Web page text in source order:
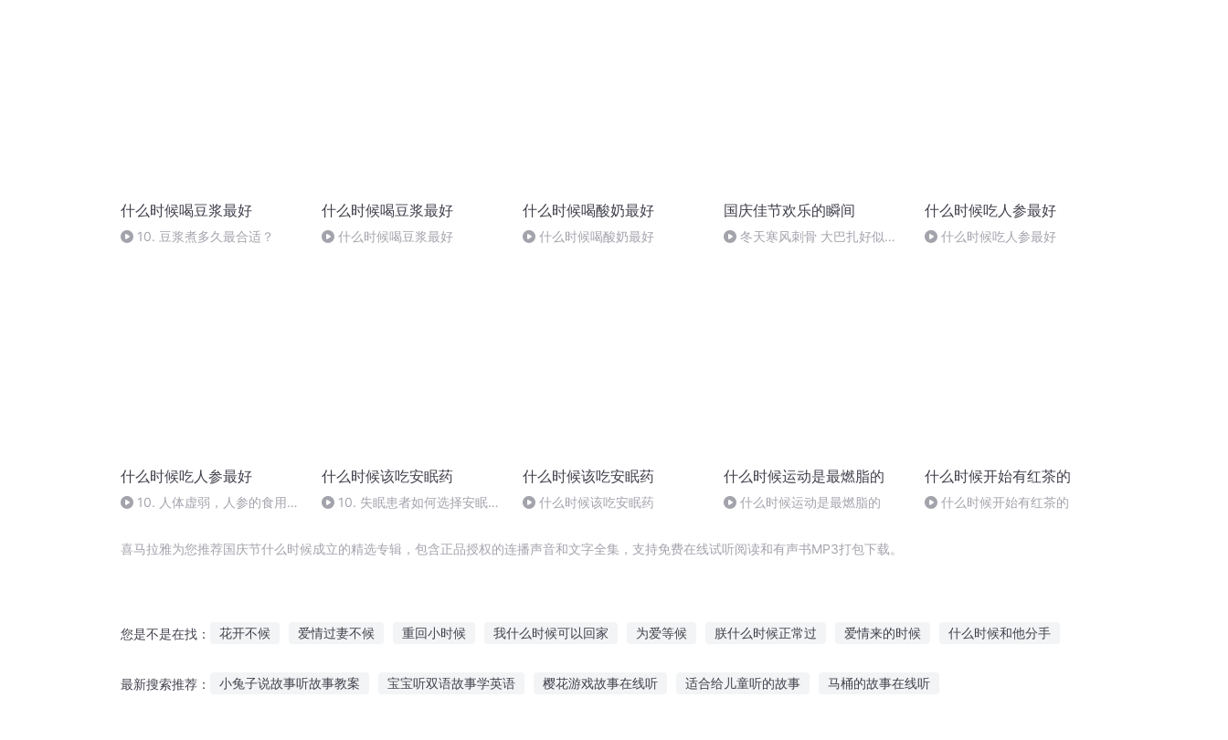
什么时候喝豆浆最好
10. 豆浆煮多久最合适？
什么时候喝豆浆最好
什么时候喝豆浆最好
什么时候喝酸奶最好
什么时候喝酸奶最好
国庆佳节欢乐的瞬间
冬天寒风刺骨 大巴扎好似温
什么时候吃人参最好
什么时候吃人参最好
什么时候吃人参最好
10. 人体虚弱，人参的食用频
什么时候该吃安眠药
10. 失眠患者如何选择安眠
什么时候该吃安眠药
什么时候该吃安眠药
什么时候运动是最燃脂的
什么时候运动是最燃脂的
什么时候开始有红茶的
什么时候开始有红茶的
喜马拉雅为您推荐国庆节什么时候成立的精选专辑，包含正品授权的连播声音和文字全集，支持免费在线试听阅读和有声书MP3打包下载。
您是不是在找： 花开不候 爱情过妻不候 重回小时候 我什么时候可以回家 为爱等候 朕什么时候正常过 爱情来的时候 什么时候和他分手
最新搜索推荐： 小兔子说故事听故事教案 宝宝听双语故事学英语 樱花游戏故事在线听 适合给儿童听的故事 马桶的故事在线听